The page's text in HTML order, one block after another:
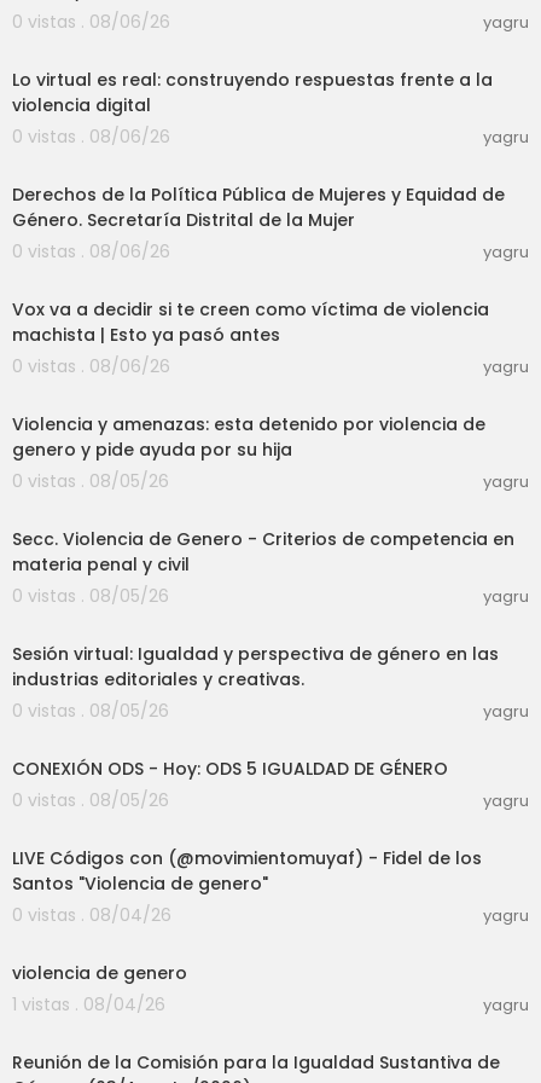
0 vistas . 08/06/26
yagru
Lo virtual es real: construyendo respuestas frente a la
violencia digital
0 vistas . 08/06/26
yagru
Derechos de la Política Pública de Mujeres y Equidad de
Género. Secretaría Distrital de la Mujer
0 vistas . 08/06/26
yagru
Vox va a decidir si te creen como víctima de violencia
machista | Esto ya pasó antes
0 vistas . 08/06/26
yagru
Violencia y amenazas: esta detenido por violencia de
genero y pide ayuda por su hija
0 vistas . 08/05/26
yagru
Secc. Violencia de Genero - Criterios de competencia en
materia penal y civil
0 vistas . 08/05/26
yagru
Sesión virtual: Igualdad y perspectiva de género en las
industrias editoriales y creativas.
0 vistas . 08/05/26
yagru
CONEXIÓN ODS - Hoy: ODS 5 IGUALDAD DE GÉNERO
0 vistas . 08/05/26
yagru
LIVE Códigos con (@movimientomuyaf) - Fidel de los
Santos "Violencia de genero"
0 vistas . 08/04/26
yagru
violencia de genero
1 vistas . 08/04/26
yagru
Reunión de la Comisión para la Igualdad Sustantiva de